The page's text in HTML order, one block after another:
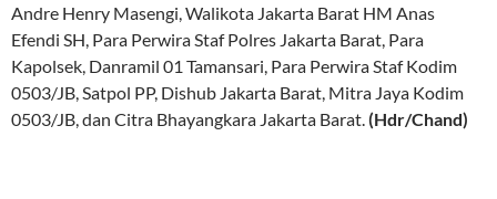
Andre Henry Masengi, Walikota Jakarta Barat HM Anas
Efendi SH, Para Perwira Staf Polres Jakarta Barat, Para
Kapolsek, Danramil 01 Tamansari, Para Perwira Staf Kodim
0503/JB, Satpol PP, Dishub Jakarta Barat, Mitra Jaya Kodim
0503/JB, dan Citra Bhayangkara Jakarta Barat.(Hdr/Chand)